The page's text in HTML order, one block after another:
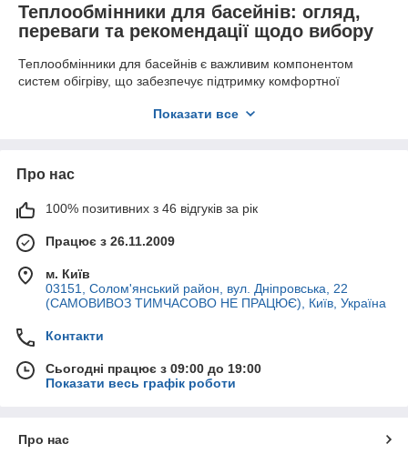
Теплообмінники для басейнів: огляд,
переваги та рекомендації щодо вибору
Теплообмінники для басейнів є важливим компонентом
систем обігріву, що забезпечує підтримку комфортної
Вони ефективно передають тепло від одного теплоносія до
розглянемо, що таке теплообмінники, їх види, переваги та як
вибрати потрібний варіант для вашого басейну.
Що таке теплообмінник?
Теплообмінник - це пристрій, призначений для передачі
тепла між двома середовищами без їхнього змішування. У
контексті басейнів він використовується для передачі тепла
від джерела обігріву (наприклад, казана або сонячних
колекторів) до води у басейні. Принцип роботи
ефективного контакту між гарячим та холодним теплоносієм,
Види теплообмінників для басейнів
Пластинчасті теплообмінники складаються з безлічі тонких
Показати все
Про нас
100% позитивних з 46 відгуків за рік
Працює з 26.11.2009
м. Київ
03151, Солом'янський район, вул. Дніпровська, 22
(САМОВИВОЗ ТИМЧАСОВО НЕ ПРАЦЮЄ), Київ, Україна
Контакти
Сьогодні працює з 09:00 до 19:00
Показати весь графік роботи
Про нас